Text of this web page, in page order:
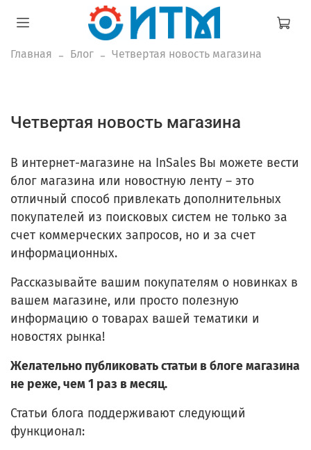
Главная Блог Четвертая новость магазина
Четвертая новость магазина
В интернет-магазине на InSales Вы можете вести
блог магазина или новостную ленту – это
отличный способ привлекать дополнительных
покупателей из поисковых систем не только за
счет коммерческих запросов, но и за счет
информационных.
Рассказывайте вашим покупателям о новинках в
вашем магазине, или просто полезную
информацию о товарах вашей тематики и
новостях рынка!
Желательно публиковать статьи в блоге магазина
не реже, чем 1 раз в месяц.
Статьи блога поддерживают следующий
функционал: